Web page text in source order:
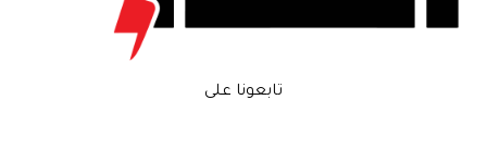
تابعونا على